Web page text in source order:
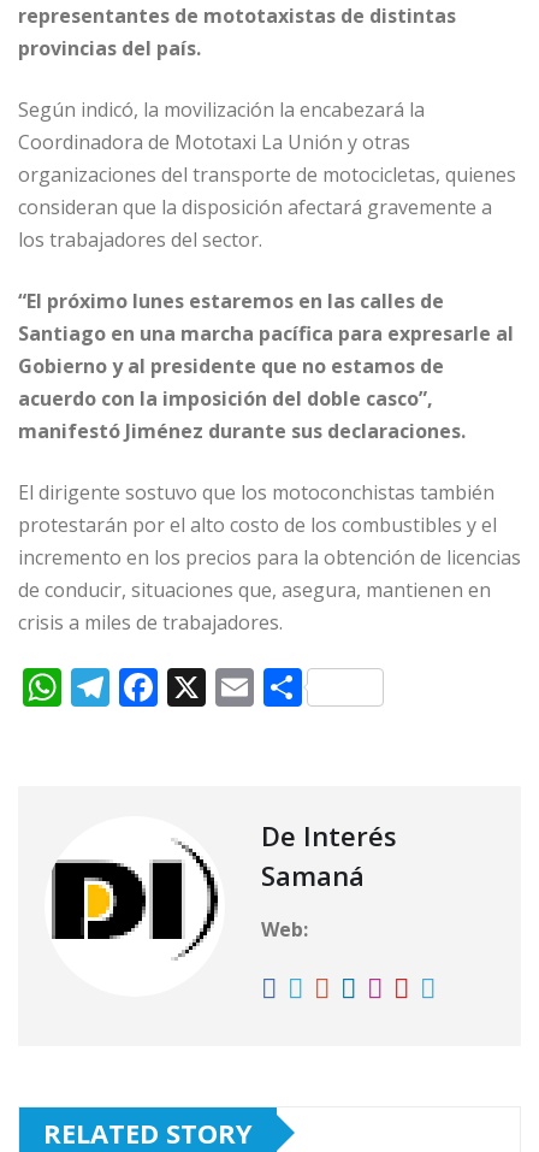
representantes de mototaxistas de distintas
provincias del país.
Según indicó, la movilización la encabezará la
Coordinadora de Mototaxi La Unión y otras
organizaciones del transporte de motocicletas, quienes
consideran que la disposición afectará gravemente a
los trabajadores del sector.
“El próximo lunes estaremos en las calles de
Santiago en una marcha pacífica para expresarle al
Gobierno y al presidente que no estamos de
acuerdo con la imposición del doble casco”,
manifestó Jiménez durante sus declaraciones.
El dirigente sostuvo que los motoconchistas también
protestarán por el alto costo de los combustibles y el
incremento en los precios para la obtención de licencias
de conducir, situaciones que, asegura, mantienen en
crisis a miles de trabajadores.
W
p
p
T
m
F
b
o
k
X E C
ar
ti
r
De Interés
Samaná
Web:
RELATED STORY